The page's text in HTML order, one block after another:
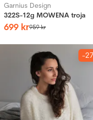
Garnius Design
322S-12g MOWENA troja
699 kr959kr
-